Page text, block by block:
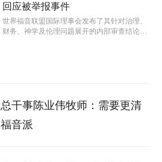
回应被举报事件
世界福音联盟国际理事会发布了其针对治理、
财务、神学及伦理问题展开的内部审查结论。
干事陈业伟牧师：需要更清
音派